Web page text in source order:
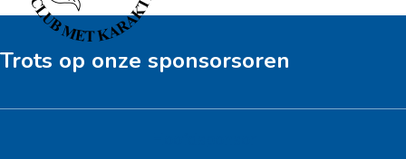
Trots op onze sponsorsoren